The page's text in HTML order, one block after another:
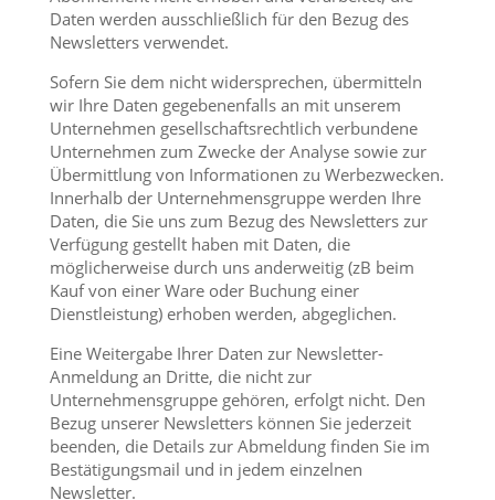
Daten werden ausschließlich für den Bezug des
Newsletters verwendet.
Sofern Sie dem nicht widersprechen, übermitteln
wir Ihre Daten gegebenenfalls an mit unserem
Unternehmen gesellschaftsrechtlich verbundene
Unternehmen zum Zwecke der Analyse sowie zur
Übermittlung von Informationen zu Werbezwecken.
Innerhalb der Unternehmensgruppe werden Ihre
Daten, die Sie uns zum Bezug des Newsletters zur
Verfügung gestellt haben mit Daten, die
möglicherweise durch uns anderweitig (zB beim
Kauf von einer Ware oder Buchung einer
Dienstleistung) erhoben werden, abgeglichen.
Eine Weitergabe Ihrer Daten zur Newsletter-
Anmeldung an Dritte, die nicht zur
Unternehmensgruppe gehören, erfolgt nicht. Den
Bezug unserer Newsletters können Sie jederzeit
beenden, die Details zur Abmeldung finden Sie im
Bestätigungsmail und in jedem einzelnen
Newsletter.